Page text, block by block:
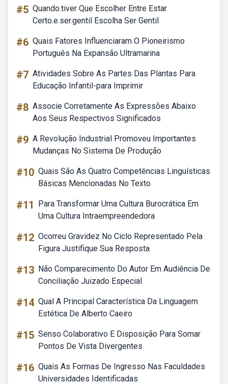
#5 Quando.tiver Que Escolher Entre Estar
Certo.e.ser.gentil Escolha Ser Gentil
#6 Quais Fatores Influenciaram O Pioneirismo
Português Na Expansão Ultramarina
#7 Atividades Sobre As Partes Das Plantas Para
Educação Infantil-para Imprimir
#8 Associe Corretamente As Expressões Abaixo
Aos Seus Respectivos Significados
#9 A Revolução Industrial Promoveu Importantes
Mudanças No Sistema De Produção
#10 Quais São As Quatro Competências Linguísticas
Básicas Mencionadas No Texto
#11
Para Transformar Uma Cultura Burocrática Em
Uma Cultura Intraempreendedora
#12 Ocorreu Gravidez No Ciclo Representado Pela
Figura Justifique Sua Resposta
#13 Não Comparecimento Do Autor Em Audiência De
Conciliação Juizado Especial
#14 Qual A Principal Característica Da Linguagem
Estética De Alberto Caeiro
#15 Senso Colaborativo E Disposição Para Somar
Pontos De Vista Divergentes
#16 Quais As Formas De Ingresso Nas Faculdades
Universidades Identificadas